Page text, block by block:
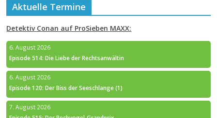
Aktuelle Termine
Detektiv Conan auf ProSieben MAXX:
6. August 2026
Episode 514: Die Liebe der Rechtsanwältin
6. August 2026
Episode 120: Der Biss der Seeschlange (1)
7. August 2026